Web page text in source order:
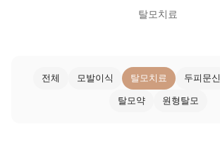
탈모치료
전체 모발이식 탈모치료 두피문신
탈모약 원형탈모